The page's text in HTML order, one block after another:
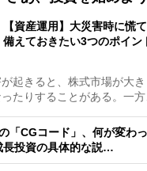
【資産運用】大災害時に慌
備えておきたい3つのポイ
起きると、株式市場が大
たりすることがある。一方
「CGコード」、何が変わ
投資の具体的な説…